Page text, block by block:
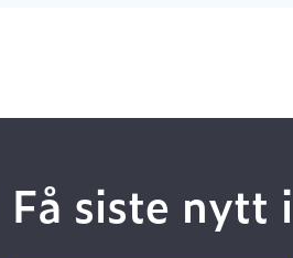
Få siste nytt